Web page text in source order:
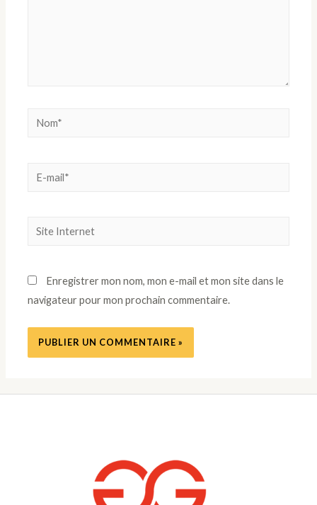
Nom*
E-
Site
Enregistrer mon nom, mon e-mail et mon site dans le
navigateur pour mon prochain commentaire.